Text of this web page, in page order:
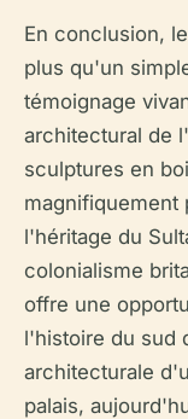
En conclusion,
plus qu'un
témoignage
architectural de
sculptures en
magnifiquement
l'héritage du
colonialisme
offre une
l'histoire du sud
architecturale
palais,